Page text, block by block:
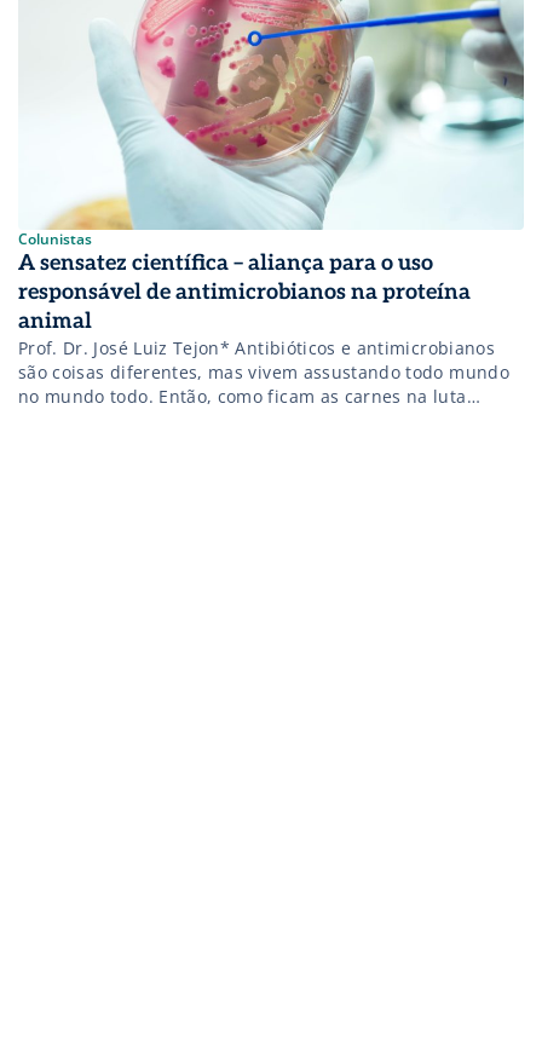
Colunistas
A sensatez científica – aliança para o uso
responsável de antimicrobianos na proteína
animal
Prof. Dr. José Luiz Tejon* Antibióticos e antimicrobianos
são coisas diferentes, mas vivem assustando todo mundo
no mundo todo. Então, como ficam as carnes na luta